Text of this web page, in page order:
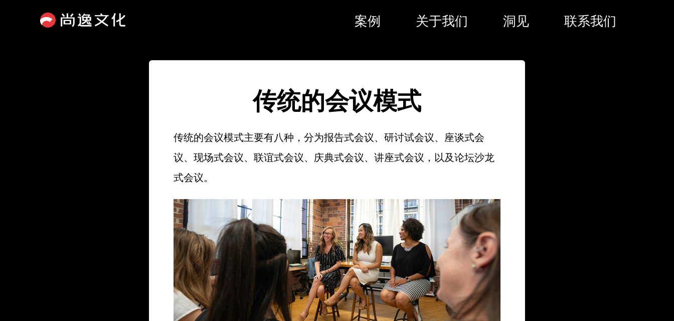
案例 关于我们 洞见 联系我们
传统的会议模式
传统的会议模式主要有八种，分为报告式会议、研讨试会议、座谈式会
议、现场式会议、联谊式会议、庆典式会议、讲座式会议，以及论坛沙龙
式会议。